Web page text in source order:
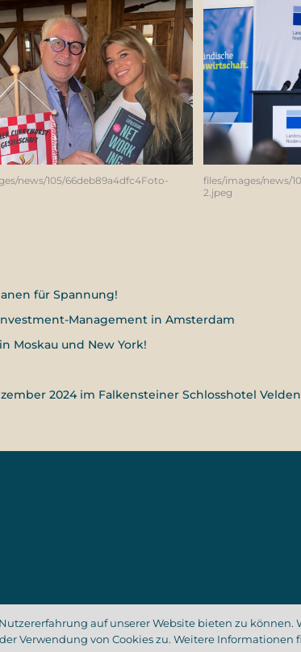
news/105/66deb89a4dfc4Foto-
files/images/news/
2.jpeg
für Spannung!
Management in Amsterdam
Moskau und New York!
2024 im Falkensteiner Schlosshotel Velden
Datenschutzerklärung Impressum
auf unserer Website bieten zu
Verwendung von Cookies zu. Weitere Informationen